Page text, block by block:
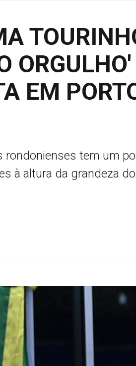
ORGULHO'
EM
rondonienses tem um
à altura da grandeza do